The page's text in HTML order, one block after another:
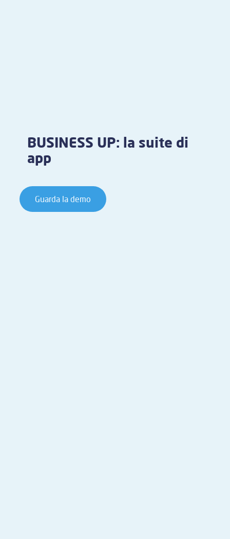
BUSINESS UP: la suite di
app
Guarda la demo